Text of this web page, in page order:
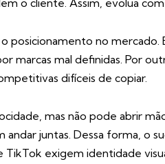
posicionamento no mercado.
marcas mal definidas. Por
difíceis de copiar.
mas não pode abrir
andar juntas. Dessa forma, o
exigem identidade